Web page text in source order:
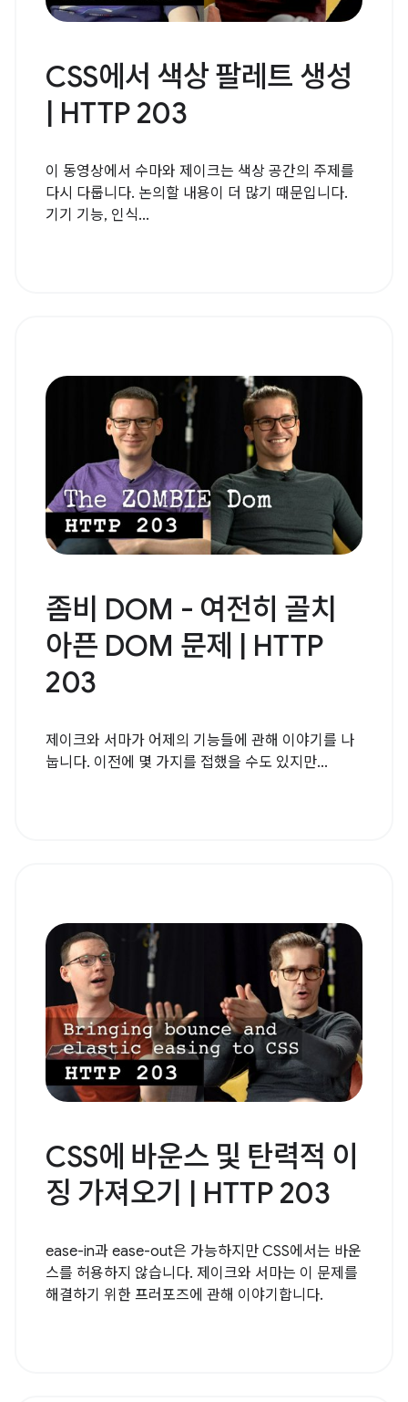
CSS에서 색상 팔레트 생성
| HTTP 203
이 동영상에서 수마와 제이크는 색상 공간의 주제를
다시 다룹니다. 논의할 내용이 더 많기 때문입니다.
기기 기능, 인식...
좀비 DOM - 여전히 골치
아픈 DOM 문제 | HTTP
203
제이크와 서마가 어제의 기능들에 관해 이야기를 나
눕니다. 이전에 몇 가지를 접했을 수도 있지만...
CSS에 바운스 및 탄력적 이
징 가져오기 | HTTP 203
ease-in과 ease-out은 가능하지만 CSS에서는 바운
스를 허용하지 않습니다. 제이크와 서마는 이 문제를
해결하기 위한 프러포즈에 관해 이야기합니다.